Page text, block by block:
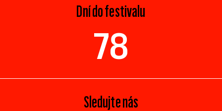
Dní do festivalu
78
Sledujte nás